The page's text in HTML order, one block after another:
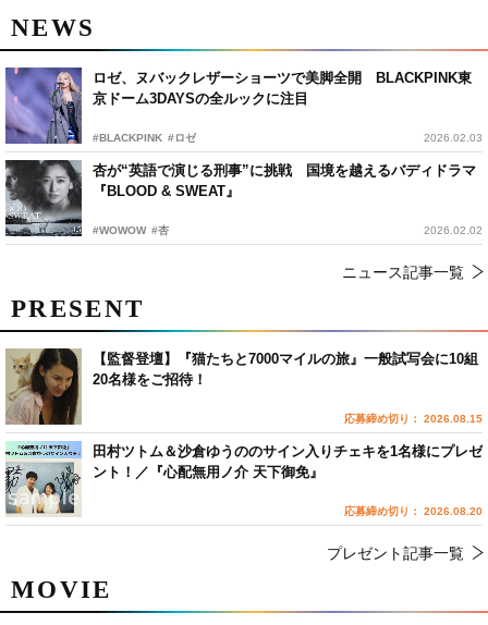
NEWS
ロゼ、ヌバックレザーショーツで美脚全開 BLACKPINK東
京ドーム3DAYSの全ルックに注目
#BLACKPINK #ロゼ 2026.02.03
杏が“英語で演じる刑事”に挑戦 国境を越えるバディドラマ
『BLOOD & SWEAT』
#WOWOW #杏 2026.02.02
ニュース記事一覧
MOVIE
PRESENT
【監督登壇】『猫たちと7000マイルの旅』一般試写会に10組
20名様をご招待！
応募締め切り： 2026.08.15
田村ツトム＆沙倉ゆうののサイン入りチェキを1名様にプレゼ
ント！／『心配無用ノ介 天下御免』
応募締め切り： 2026.08.20
プレゼント記事一覧